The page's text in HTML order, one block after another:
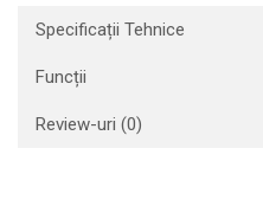
Specificații Tehnice
Funcții
Review-uri (0)